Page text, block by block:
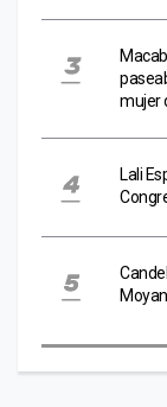
mujer
Lali